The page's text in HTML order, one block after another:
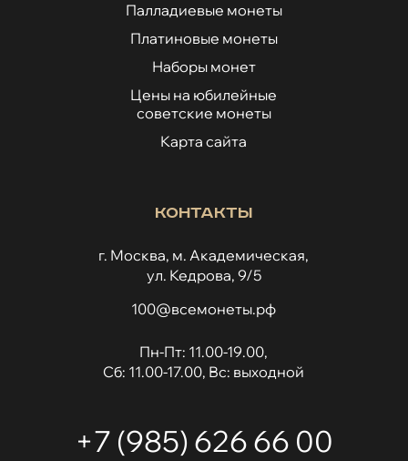
Палладиевые монеты
Платиновые монеты
Наборы монет
Цены на юбилейные
советские монеты
Карта сайта
Контакты
г. Москва, м. Академическая,
ул. Кедрова, 9/5
100@всемонеты.рф
Пн-Пт: 11.00-19.00,
Сб: 11.00-17.00, Вс: выходной
+7 (985) 626 66 00